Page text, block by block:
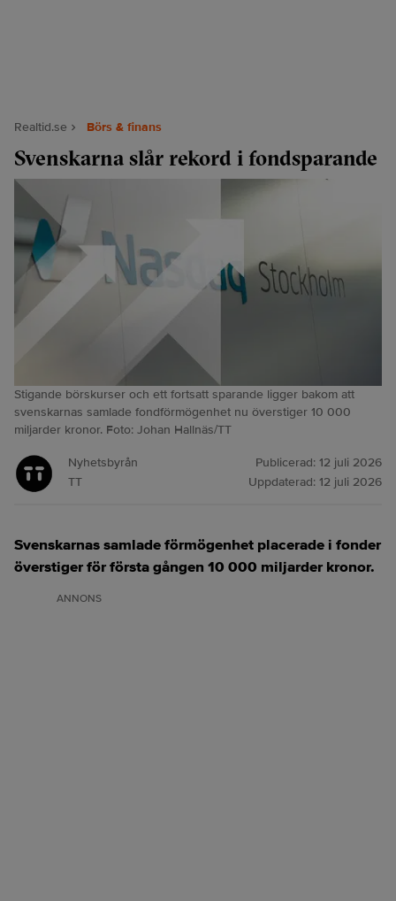
Realtid.se Börs & finans
Svenskarna slår rekord i fondsparande
Stigande börskurser och ett fortsatt sparande ligger bakom att
svenskarnas samlade fondförmögenhet nu överstiger 10 000
miljarder kronor. Foto: Johan Hallnäs/TT
Nyhetsbyrån
TT
Publicerad: 12 juli 2026
Uppdaterad: 12 juli 2026
Svenskarnas samlade förmögenhet placerade i fonder
överstiger för första gången 10 000 miljarder kronor.
ANNONS